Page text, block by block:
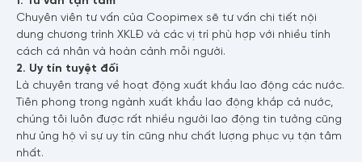
Chuyên viên tư vấn của Coopimex sẽ tư vấn chi tiết nội
dung chương trình XKLĐ và các vị trí phù hợp với nhiều tính
cách cá nhân và hoàn cảnh mỗi người.
2. Uy tín tuyệt đối
Là chuyên trang về hoạt động xuất khẩu lao động các nước.
Tiên phong trong ngành xuất khẩu lao động khắp cả nước,
chúng tôi luôn được rất nhiều người lao động tin tưởng cũng
như ủng hộ vì sự uy tín cũng như chất lượng phục vụ tận tâm
nhất.